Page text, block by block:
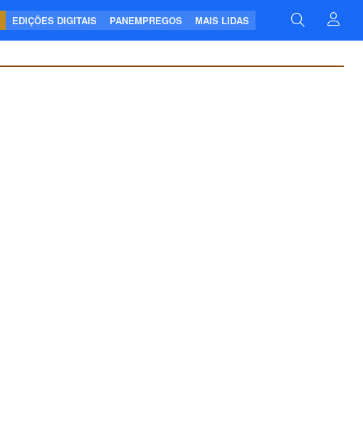
EDIÇÕES DIGITAIS PANEMPREGOS MAIS LIDAS